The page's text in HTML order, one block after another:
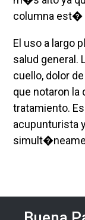
columna est�
El uso a largo
salud general.
cuello, dolor
que notaron
tratamiento.
acupunturista